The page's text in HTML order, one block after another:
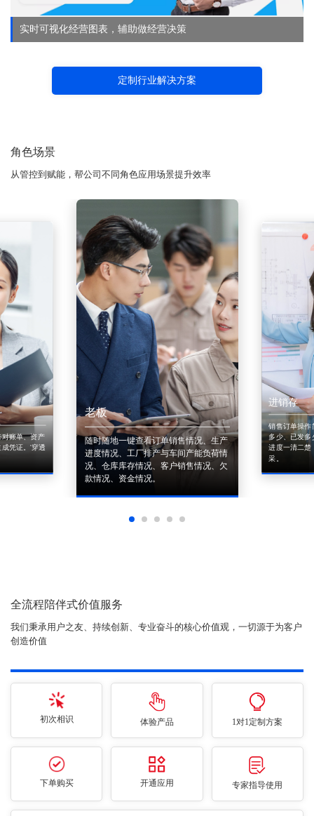
实时可视化经营图表，辅助做经营决策
定制行业解决方案
角色场景
从管控到赋能，帮公司不同角色应用场景提升效率
账单、资产
凭证。'穿透
老板
随时随地一键查看订单销售情况、生产
进度情况、工厂排产与车间产能负荷情
况、仓库库存情况、客户销售情况、欠
款情况、资金情况。
进销存
销售订单操作
多少、已发多
进度一清二楚
采。
全流程陪伴式价值服务
我们秉承用户之友、持续创新、专业奋斗的核心价值观，一切源于为客户
创造价值
初次相识 体验产品 1对1定制方案
下单购买 开通应用 专家指导使用